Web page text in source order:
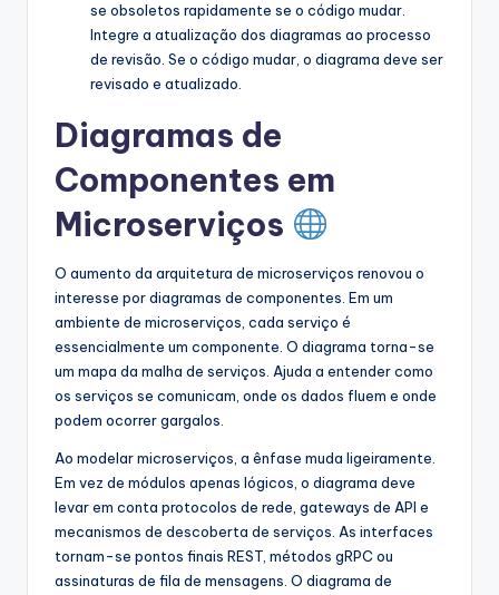
se obsoletos rapidamente se o código mudar.
Integre a atualização dos diagramas ao processo
de revisão. Se o código mudar, o diagrama deve ser
revisado e atualizado.
Diagramas de
Componentes em
Microserviços
O aumento da arquitetura de microserviços renovou o
interesse por diagramas de componentes. Em um
ambiente de microserviços, cada serviço é
essencialmente um componente. O diagrama torna-se
um mapa da malha de serviços. Ajuda a entender como
os serviços se comunicam, onde os dados fluem e onde
podem ocorrer gargalos.
Ao modelar microserviços, a ênfase muda ligeiramente.
Em vez de módulos apenas lógicos, o diagrama deve
levar em conta protocolos de rede, gateways de API e
mecanismos de descoberta de serviços. As interfaces
tornam-se pontos finais REST, métodos gRPC ou
assinaturas de fila de mensagens. O diagrama de